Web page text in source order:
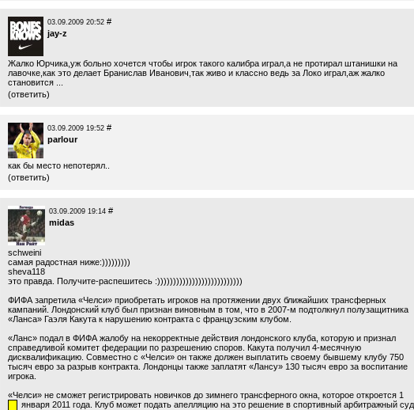
03.09.2009 20:52 #
jay-z
Жалко Юрчика,уж больно хочется чтобы игрок такого калибра играл,а не протирал штанишки на
лавочке,как это делает Бранислав Иванович,так живо и классно ведь за Локо играл,аж жалко
становится ...
(ответить)
03.09.2009 19:52 #
parlour
как бы место непотерял..
(ответить)
03.09.2009 19:14 #
midas
schweini
самая радостная ниже:)))))))))
sheva118
это правда. Получите-распешитесь :)))))))))))))))))))))))))))
ФИФА запретила «Челси» приобретать игроков на протяжении двух ближайших трансферных
кампаний. Лондонский клуб был признан виновным в том, что в 2007-м подтолкнул полузащитника
«Ланса» Гаэля Какута к нарушению контракта с французским клубом.
«Ланс» подал в ФИФА жалобу на некорректные действия лондонского клуба, которую и признал
справедливой комитет федерации по разрешению споров. Какута получил 4-месячную
дисквалификацию. Совместно с «Челси» он также должен выплатить своему бывшему клубу 750
тысяч евро за разрыв контракта. Лондонцы также заплатят «Лансу» 130 тысяч евро за воспитание
игрока.
«Челси» не сможет регистрировать новичков до зимнего трансферного окна, которое откроется 1
января 2011 года. Клуб может подать апелляцию на это решение в спортивный арбитражный